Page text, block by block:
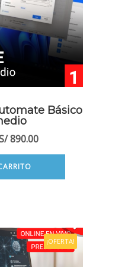
Básico
890.00El
precio
es:
¡OFERTA!